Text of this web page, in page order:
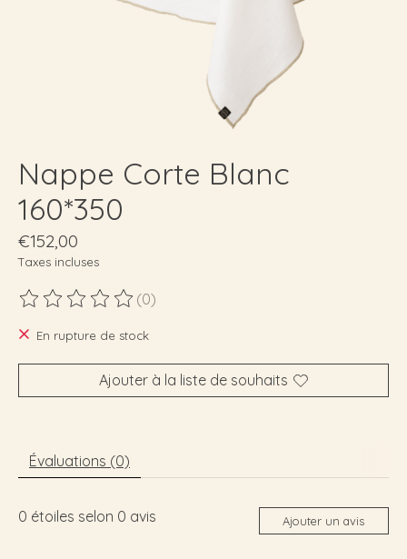
Nappe Corte Blanc
160*350
€152,00
Taxes incluses
Ce produit est évalué à
(0)
En rupture de stock
Ajouter à la liste de souhaits
Évaluations (0)
0 étoiles selon 0 avis Ajouter un avis